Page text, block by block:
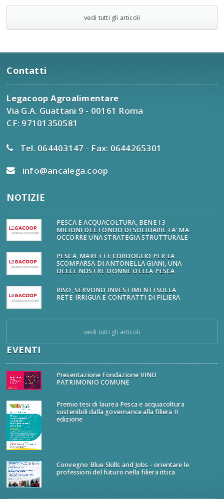
vedi tutti gli articoli
Contatti
Legacoop Agroalimentare
Via G.A. Guattani 9 - 00161 Roma
CF: 97101350581
Tel. 064403147 - Fax: 0644265301
info@ancalega.coop
NOTIZIE
PESCA E ACQUACOLTURA, BENE I 3
MILIONI DEL FONDO DI SOLIDARIETA' MA
OCCORRE UNA STRATEGIA STRUTTURALE
PESCA, MARETTI: CORDOGLIO PER LA
SCOMPARSA DI ANTONELLA GIANI, UNA
DELLE NOSTRE DONNE DELLA PESCA
RISO, SERVONO INVESTIMENTI SULLA
RETE IRRIGUA E CONTRATTI DI FILIERA
vedi tutti gli articoli
EVENTI
Presentazione Fondazione VINO
PATRIMONIO COMUNE
Premio tesi di laurea Pesca e acquacoltura
sostenibili dalla governance alla filiera II
edizione
Convegno Blue Skills and Jobs - orientare le
professioni del futuro nella filiera ittica